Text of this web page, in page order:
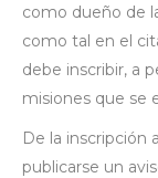
como dueño de
como tal en el
debe inscribir, a
misiones que se
De la inscripción
publicarse un